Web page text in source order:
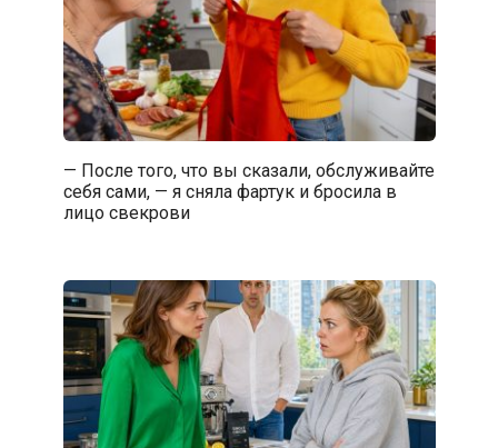
— После того, что вы сказали, обслуживайте
себя сами, — я сняла фартук и бросила в
лицо свекрови